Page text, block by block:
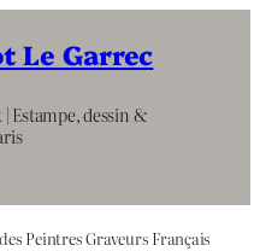
Le Garrec
| Estampe, dessin &
Peintres Graveurs Français